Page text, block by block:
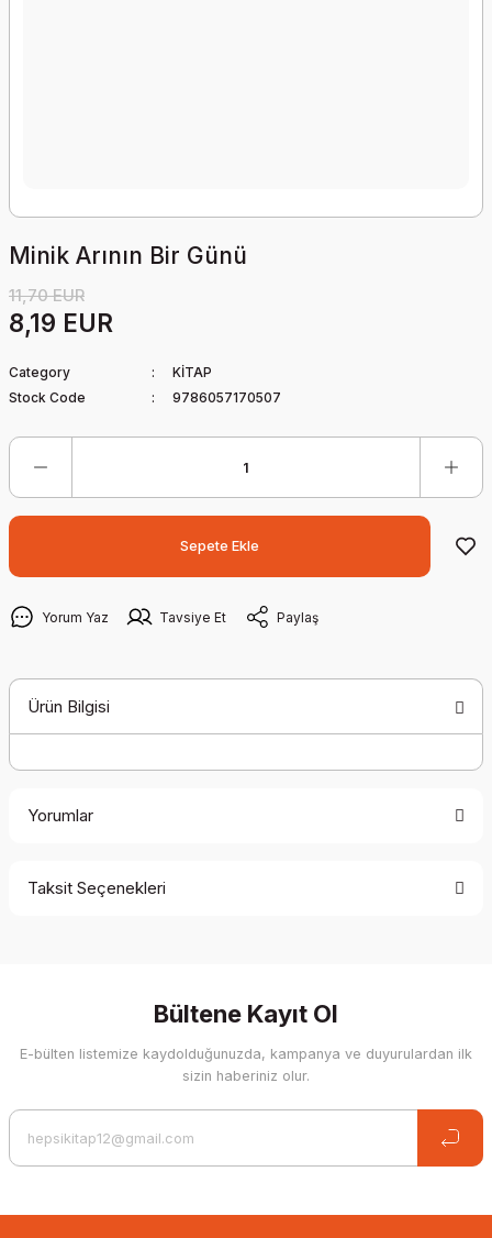
Minik Arının Bir Günü
11,70 EUR
8,19 EUR
Category
KİTAP
Stock Code
9786057170507
Sepete Ekle
Yorum Yaz Tavsiye Et Paylaş
Ürün Bilgisi
Yorumlar
Taksit Seçenekleri
Bültene Kayıt Ol
E-bülten listemize kaydolduğunuzda, kampanya ve duyurulardan ilk
sizin haberiniz olur.